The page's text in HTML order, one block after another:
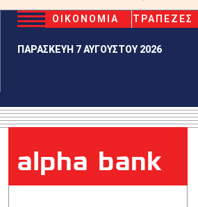
ΠΑΡΑΣΚΕΥΗ 7 ΑΥΓΟΥΣΤΟΥ 2026
ΟΙΚΟΝΟΜΙΑ ΤΡΑΠΕΖΕΣ
alpha bank